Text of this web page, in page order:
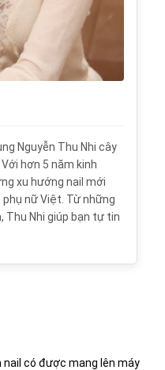
Nguyễn Thu Nhi cây
Với hơn 5 năm kinh
xu hướng nail mới
nữ Việt. Từ những
Thu Nhi giúp bạn tự tin
nail có được mang lên máy